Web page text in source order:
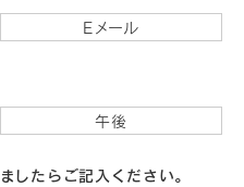
Eメール
午後
したらご記入ください。